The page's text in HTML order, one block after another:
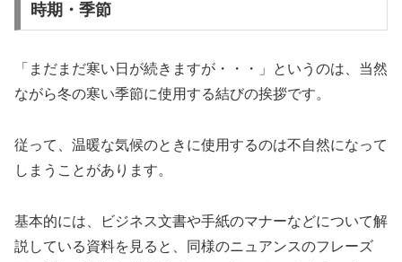
時期・季節
「まだまだ寒い日が続きますが・・・」というのは、当然
ながら冬の寒い季節に使用する結びの挨拶です。
従って、温暖な気候のときに使用するのは不自然になって
しまうことがあります。
基本的には、ビジネス文書や手紙のマナーなどについて解
説している資料を見ると、同様のニュアンスのフレーズ